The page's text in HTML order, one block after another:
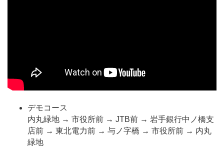
デモコース
内丸緑地 → 市役所前 → JTB前 → 岩手銀行中ノ橋支
店前 → 東北電力前 → 与ノ字橋 → 市役所前 → 内丸
緑地